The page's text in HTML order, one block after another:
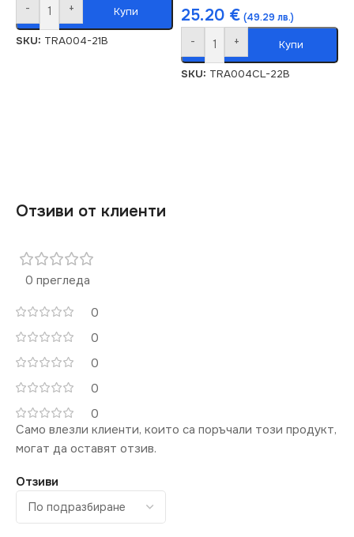
- + Купи
SKU: TRA004-21B
25.20 € (49.29 лв.)
- + Купи
SKU: TRA004CL-22B
Отзиви от клиенти
0 прегледа
0
0
0
0
0
Отзиви
Само влезли клиенти, които са поръчали този продукт,
могат да оставят отзив.